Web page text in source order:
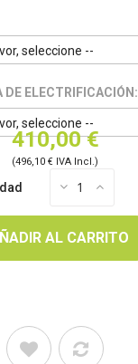
DE ELECTRIFICACIÓN:
AL CARRITO
410,00 €
(496,10 € IVA Incl.)